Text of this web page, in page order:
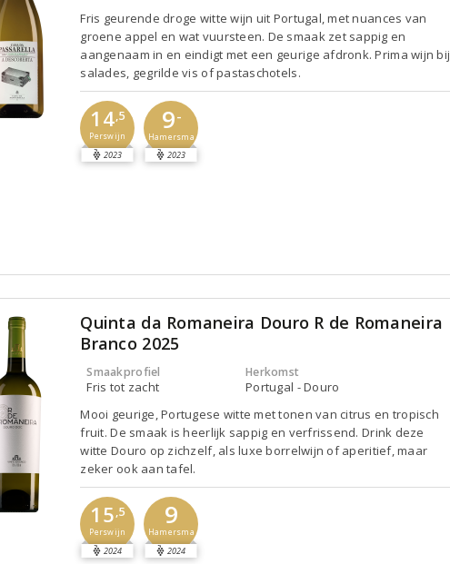
Fris geurende droge witte wijn uit Portugal, met nuances van
groene appel en wat vuursteen. De smaak zet sappig en
aangenaam in en eindigt met een geurige afdronk. Prima wijn bij
salades, gegrilde vis of pastaschotels.
14,5
Perswijn
2023
9-
Hamersma
2023
Quinta da Romaneira Douro R de Romaneira
Branco 2025
Smaakprofiel
Fris tot zacht
Herkomst
Portugal - Douro
Mooi geurige, Portugese witte met tonen van citrus en tropisch
fruit. De smaak is heerlijk sappig en verfrissend. Drink deze
witte Douro op zichzelf, als luxe borrelwijn of aperitief, maar
zeker ook aan tafel.
15,5
Perswijn
2024
9
Hamersma
2024